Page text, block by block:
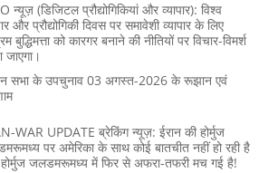
न्यूज़ (डिजिटल प्रौद्योगिकियां और व्यापार): विश्व
और प्रौद्योगिकी दिवस पर समावेशी व्यापार के लिए
बुद्धिमत्ता को कारगर बनाने की नीतियों पर विचार-विमर्श
जाएगा।
सभा के उपचुनाव 03 अगस्त-2026 के रूझान एवं
WAR UPDATE ब्रेकिंग न्यूज़: ईरान की होर्मुज
पर अमेरिका के साथ कोई बातचीत नहीं हो रही है
जलडमरूमध्य में फिर से अफरा-तफरी मच गई है!